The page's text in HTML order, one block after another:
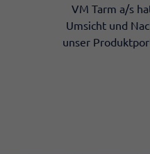
​VM Tarm a/s
Umsicht und
unser